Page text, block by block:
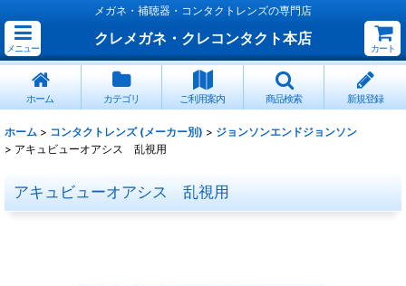
メガネ・補聴器・コンタクトレンズの専門店
メニュー
クレメガネ・クレコンタクト本店
カート
ホーム カテゴリ ご利用案内 商品検索 新規登録
ホーム > コンタクトレンズ (メーカー別) > ジョンソンエンドジョンソン
> アキュビューオアシス 乱視用
アキュビューオアシス 乱視用